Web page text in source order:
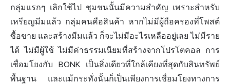
กลุ่มแรกๆ เลิกใช้ไป ชุมชนนั้นมีความสำคัญ เพราะสำหรับ
เหรียญมีมแล้ว กลุ่มคนคือสินค้า หากไม่มีผู้ถือครองที่โพสต์
ซื้อขาย และสร้างมีมแล้ว ก็จะไม่มีอะไรเหลืออยู่เลย ไม่มีราย
ได้ ไม่มีผู้ใช้ ไม่มีค่าธรรมเนียมที่สร้างจากโปรโตคอล การ
เชื่อมโยงกับ BONK เป็นสิ่งเดียวที่ใกล้เคียงที่สุดกับสินทรัพย์
พื้นฐาน และแม้กระทั่งนั้นก็เป็นเพียงการเชื่อมโยงทางการ